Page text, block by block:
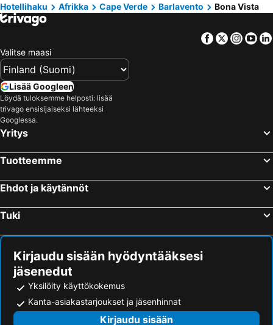
Hotellit – Gardajärvi
Hotellit – Koh Samui
Hotellit – Kypros
Hotellit – Lofoten
Hotellit – Espanja
Hotellit – Malta
Hotellit – Kos Saari
Hotellit – Sisilia
Hotellihaku Afrikka Cape Verde Barlavento Bona Vista
Facebook
Twitter
Valitse maasi
Lisää Googleen
Löydä tuloksemme helposti: lisää
trivago ensisijaiseksi lähteeksi
Googlessa.
Yritys
Tuotteemme
Ehdot ja käytännöt
Tuki
Kirjaudu sisään hyödyntääksesi
jäsenedut
Yksilöity käyttökokemus
Kanta-asiakastarjoukset ja jäsenhinnat
Kirjaudu sisään